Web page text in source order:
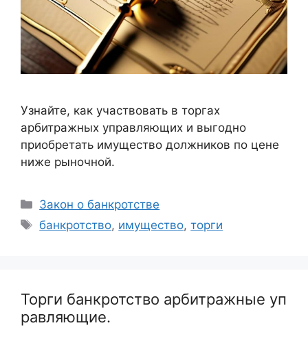
Узнайте, как участвовать в торгах
арбитражных управляющих и выгодно
приобретать имущество должников по цене
ниже рыночной.
Рубрики
Закон о банкротстве
Метки
банкротство, имущество,торги
Торги банкротство арбитражные уп
равляющие.